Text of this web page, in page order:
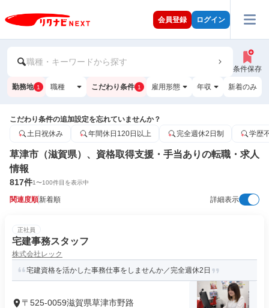
会員登録 ログイン
職種・キーワードから探す
条件保存
勤務地 1 職種 こだわり条件 1 雇用形態 年収 新着のみ
こだわり条件の追加設定を忘れていませんか？
土日祝休み
年間休日120日以上 完全週休2日制 学歴
草津市（滋賀県）、資格取得支援・手当ありの転職・求人
情報
817件1〜100件目を表示中
関連度順新着順 詳細表示
正社員
宅建事務スタッフ
株式会社レック
宅建資格を活かした事務仕事をしませんか／完全週休2日
〒525-0059滋賀県草津市野路